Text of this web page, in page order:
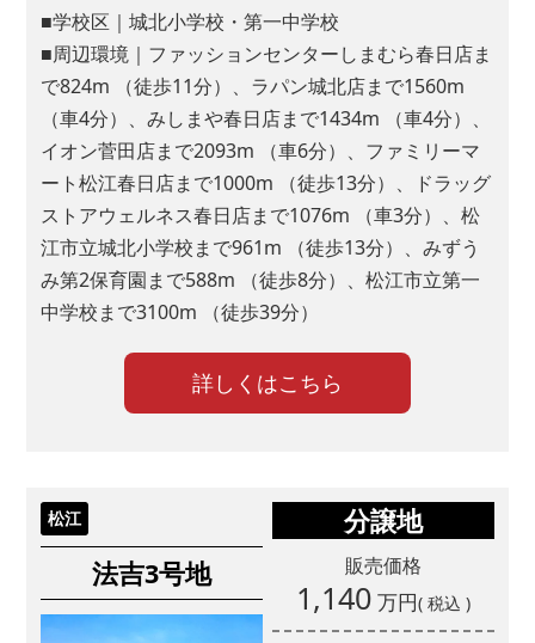
■学校区｜城北小学校・第一中学校
■周辺環境｜ファッションセンターしまむら春日店ま
で824m （徒歩11分）、ラパン城北店まで1560m
（車4分）、みしまや春日店まで1434m （車4分）、
イオン菅田店まで2093m （車6分）、ファミリーマ
ート松江春日店まで1000m （徒歩13分）、ドラッグ
ストアウェルネス春日店まで1076m （車3分）、松
江市立城北小学校まで961m （徒歩13分）、みずう
み第2保育園まで588m （徒歩8分）、松江市立第一
中学校まで3100m （徒歩39分）
詳しくはこちら
松江
法吉3号地
分譲地
販売価格
1,140万円( 税込 )